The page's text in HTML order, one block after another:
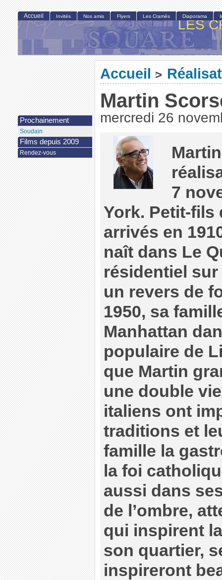
LES
Accueil >
Martin
mercredi 26
7
York. Petit-fils
arrivés en
naît dans Le
résidentiel
un revers de
1950, sa
Manhattan
populaire de
que Martin
une double
italiens ont
traditions et
famille la
la foi
aussi dans
de l’ombre,
qui inspirent
son quartier,
inspireront
Accueil Invités Nos amis Flyers Les Cramés Diaporama
Prochainement
Soudain
Films depuis 2009
Rendez-vous